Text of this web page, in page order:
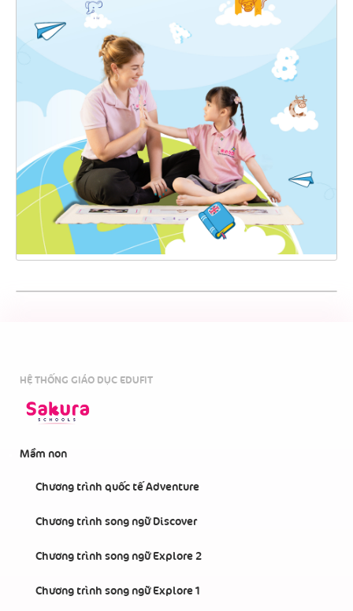
HỆ THỐNG GIÁO DỤC EDUFIT
Mầm non
Chương trình quốc tế Adventure
Chương trình song ngữ Discover
Chương trình song ngữ Explore 2
Chương trình song ngữ Explore 1